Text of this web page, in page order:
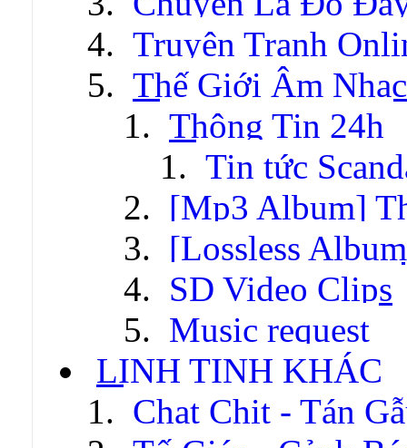
Truyện Tranh
Thế Giới Âm Nhạc
Thông Tin 24h
Tin tức
[Mp3 Album]
[Lossless
SD Video Clips
Music request
LINH TINH KHÁC
Chat Chit - Tán